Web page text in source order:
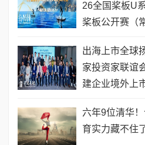
26全国桨板U
桨板公开赛（
出海上市全球
家投资家联谊
建企业境外上
六年9位清华
育实力藏不住